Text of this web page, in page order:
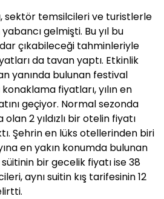
sektör temsilcileri ve turistlerle
gelmişti. Bu yıl bu
çıkabileceği tahminleriyle
da tavan yaptı. Etkinlik
yanında bulunan festival
fiyatları, yılın en
geçiyor. Normal sezonda
2 yıldızlı bir otelin fiyatı
Şehrin en lüks otellerinden biri
en yakın konumda bulunan
bir gecelik fiyatı ise 38
aynı suitin kış tarifesinin 12